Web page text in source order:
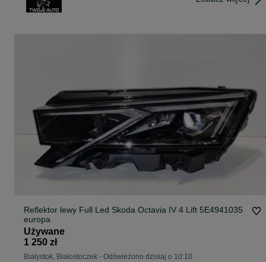
Reflektor lewy Full Led Skoda Octavia IV 4 Lift 5E4941035
europa
Używane
1 250 zł
Białystok, Białostoczek - Odświeżono dzisiaj o 10:10